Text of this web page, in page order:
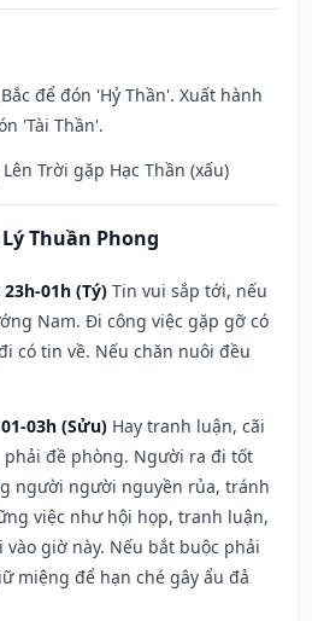
để đón 'Hỷ Thần'. Xuất hành
'Tài Thần'.
Trời gặp Hạc Thần (xấu)
Thuần Phong
01h (Tý) Tin vui sắp tới, nếu
Nam. Đi công việc gặp gỡ có
có tin về. Nếu chăn nuôi đều
03h (Sửu) Hay tranh luận, cãi
phải đề phòng. Người ra đi tốt
người người nguyền rủa, tránh
việc như hội họp, tranh luận,
giờ này. Nếu bắt buộc phải
miệng để hạn ché gây ẩu đả